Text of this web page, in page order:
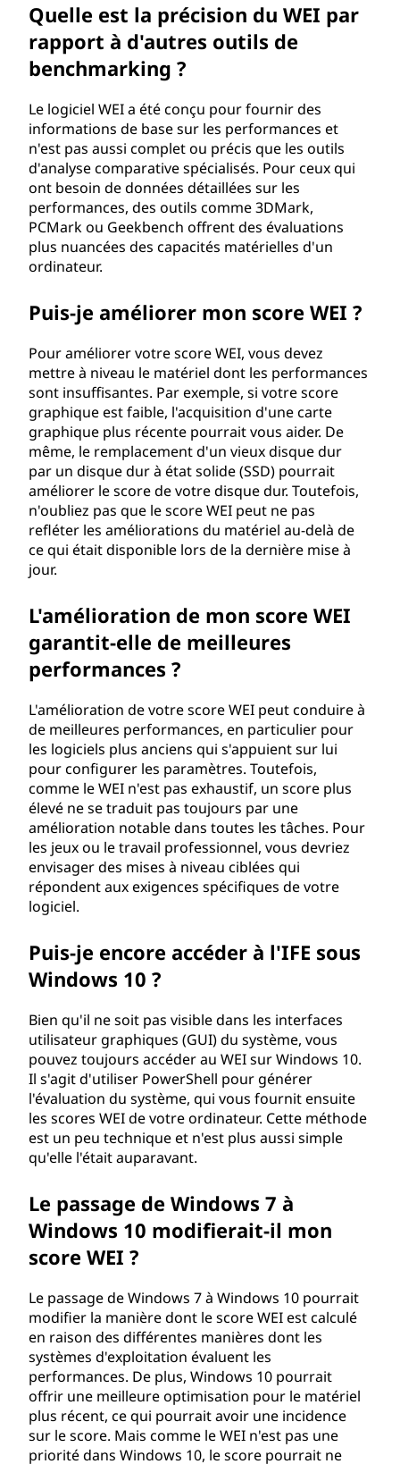
Quelle est la précision du WEI par
rapport à d'autres outils de
benchmarking ?
Le logiciel WEI a été conçu pour fournir des
informations de base sur les performances et
n'est pas aussi complet ou précis que les outils
d'analyse comparative spécialisés. Pour ceux qui
ont besoin de données détaillées sur les
performances, des outils comme 3DMark,
PCMark ou Geekbench offrent des évaluations
plus nuancées des capacités matérielles d'un
ordinateur.
Puis-je améliorer mon score WEI ?
Pour améliorer votre score WEI, vous devez
mettre à niveau le matériel dont les performances
sont insuffisantes. Par exemple, si votre score
graphique est faible, l'acquisition d'une carte
graphique plus récente pourrait vous aider. De
même, le remplacement d'un vieux disque dur
par un disque dur à état solide (SSD) pourrait
améliorer le score de votre disque dur. Toutefois,
n'oubliez pas que le score WEI peut ne pas
refléter les améliorations du matériel au-delà de
ce qui était disponible lors de la dernière mise à
jour.
L'amélioration de mon score WEI
garantit-elle de meilleures
performances ?
L'amélioration de votre score WEI peut conduire à
de meilleures performances, en particulier pour
les logiciels plus anciens qui s'appuient sur lui
pour configurer les paramètres. Toutefois,
comme le WEI n'est pas exhaustif, un score plus
élevé ne se traduit pas toujours par une
amélioration notable dans toutes les tâches. Pour
les jeux ou le travail professionnel, vous devriez
envisager des mises à niveau ciblées qui
répondent aux exigences spécifiques de votre
logiciel.
Puis-je encore accéder à l'IFE sous
Windows 10 ?
Bien qu'il ne soit pas visible dans les interfaces
utilisateur graphiques (GUI) du système, vous
pouvez toujours accéder au WEI sur Windows 10.
Il s'agit d'utiliser PowerShell pour générer
l'évaluation du système, qui vous fournit ensuite
les scores WEI de votre ordinateur. Cette méthode
est un peu technique et n'est plus aussi simple
qu'elle l'était auparavant.
Le passage de Windows 7 à
Windows 10 modifierait-il mon
score WEI ?
Le passage de Windows 7 à Windows 10 pourrait
modifier la manière dont le score WEI est calculé
en raison des différentes manières dont les
systèmes d'exploitation évaluent les
performances. De plus, Windows 10 pourrait
offrir une meilleure optimisation pour le matériel
plus récent, ce qui pourrait avoir une incidence
sur le score. Mais comme le WEI n'est pas une
priorité dans Windows 10, le score pourrait ne